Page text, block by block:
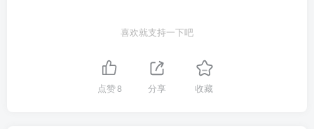
喜欢就支持一下吧
点赞8 分享 收藏